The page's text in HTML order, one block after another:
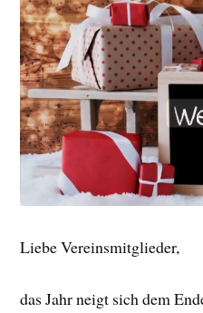
Liebe Vereinsmitglieder,
das Jahr neigt sich dem